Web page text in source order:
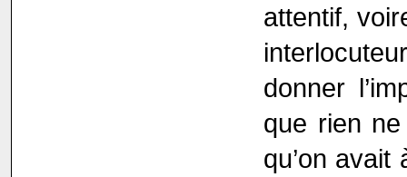
attentif,
donner
que rien
qu’on